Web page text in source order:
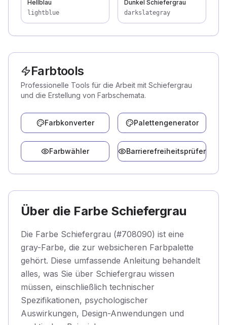
Hellblau
lightblue
Dunkel Schiefergrau
darkslategray
Farbtools
Professionelle Tools für die Arbeit mit Schiefergrau
und die Erstellung von Farbschemata.
Farbkonverter Palettengenerator
Farbwähler Barrierefreiheitsprüfer
Über die Farbe Schiefergrau
Die Farbe Schiefergrau (#708090) ist eine
gray-Farbe, die zur websicheren Farbpalette
gehört. Diese umfassende Anleitung behandelt
alles, was Sie über Schiefergrau wissen
müssen, einschließlich technischer
Spezifikationen, psychologischer
Auswirkungen, Design-Anwendungen und